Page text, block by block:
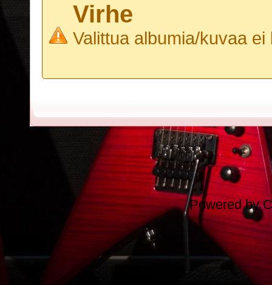
Virhe
Valittua albumia/kuvaa ei
Powered by